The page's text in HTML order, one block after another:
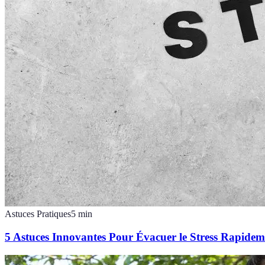
Astuces Pratiques5 min
5 Astuces Innovantes Pour Évacuer le Stress